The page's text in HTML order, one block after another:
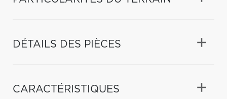
DÉTAILS DES PIÈCES
CARACTÉRISTIQUES